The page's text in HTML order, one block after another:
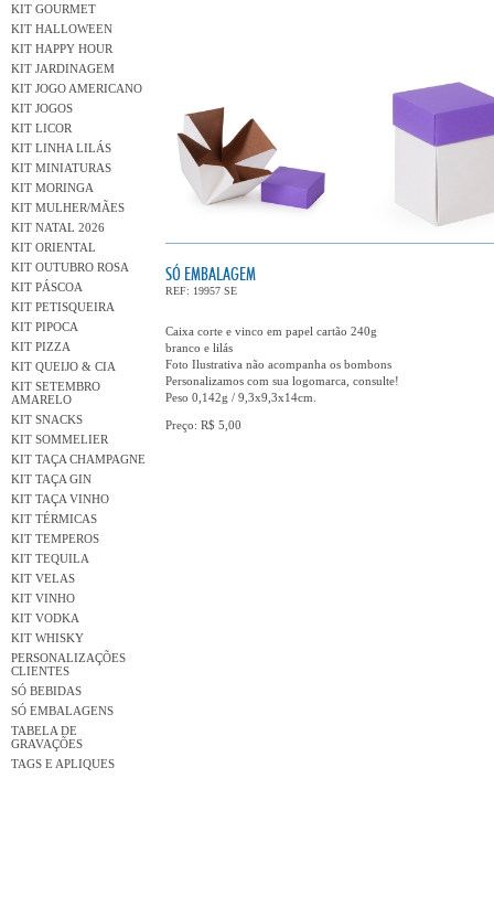
KIT GOURMET
KIT HALLOWEEN
KIT HAPPY HOUR
KIT JARDINAGEM
KIT JOGO AMERICANO
KIT JOGOS
KIT LICOR
KIT LINHA LILÁS
KIT MINIATURAS
KIT MORINGA
KIT MULHER/MÃES
KIT NATAL 2026
KIT ORIENTAL
KIT OUTUBRO ROSA
KIT PÁSCOA
KIT PETISQUEIRA
KIT PIPOCA
KIT PIZZA
KIT QUEIJO & CIA
KIT SETEMBRO
AMARELO
KIT SNACKS
KIT SOMMELIER
KIT TAÇA CHAMPAGNE
KIT TAÇA GIN
KIT TAÇA VINHO
KIT TÉRMICAS
KIT TEMPEROS
KIT TEQUILA
KIT VELAS
KIT VINHO
KIT VODKA
KIT WHISKY
PERSONALIZAÇÕES
CLIENTES
SÓ BEBIDAS
SÓ EMBALAGENS
TABELA DE
GRAVAÇÕES
TAGS E APLIQUES
SÓ EMBALAGEM
REF: 19957 SE
Caixa corte e vinco em papel cartão 240g
branco e lilás
Foto Ilustrativa não acompanha os bombons
Personalizamos com sua logomarca, consulte!
Peso 0,142g / 9,3x9,3x14cm.
Preço: R$ 5,00